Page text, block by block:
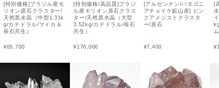
[特別価格]ブラジル産モ
リオン原石クラスター/
天然黒水晶（中型1.31k
g/カテドラル/マイカ＆
長石共生）
¥65,700
[特別価格/高品質]ブラジ
ル産モリオン原石クラス
ター/天然黒水晶（大型
3.52kg/カテドラル/長石
共生）
¥176,000
[アルゼンチン/パタゴニ
アチョイケ鉱山産] ピン
クアメジストクラスタ
ー/原石
¥7,400
[
¥